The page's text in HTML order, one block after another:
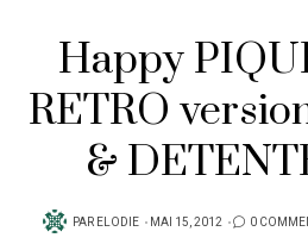
Happy
RETRO
&
PAR ELODIE
PUBLIÉ
MAI 15, 2012 0